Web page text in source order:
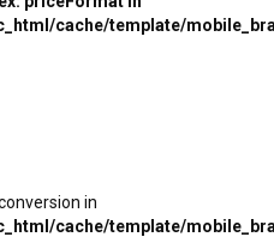
cache/template/
in
cache/template/